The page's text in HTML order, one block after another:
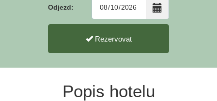
Odjezd:
Rezervovat
Popis hotelu